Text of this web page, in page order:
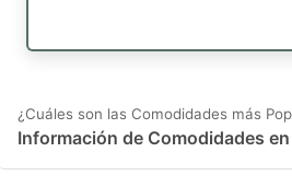
¿Cuáles son las Comodidades más
Información de Comodidades